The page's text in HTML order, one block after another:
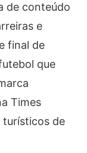
de conteúdo
e
final de
que
Times
turísticos de